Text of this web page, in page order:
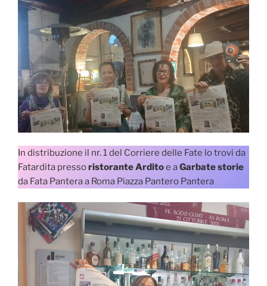
In distribuzione il nr. 1 del Corriere delle Fate lo trovi da
Fatardita pressoristorante Arditoe aGarbate storie
da Fata Pantera a Roma Piazza Pantero Pantera